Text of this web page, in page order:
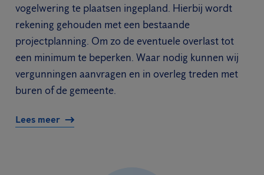
vogelwering te plaatsen ingepland. Hierbij wordt
rekening gehouden met een bestaande
projectplanning. Om zo de eventuele overlast tot
een minimum te beperken. Waar nodig kunnen wij
vergunningen aanvragen en in overleg treden met
buren of de gemeente.
Lees meer